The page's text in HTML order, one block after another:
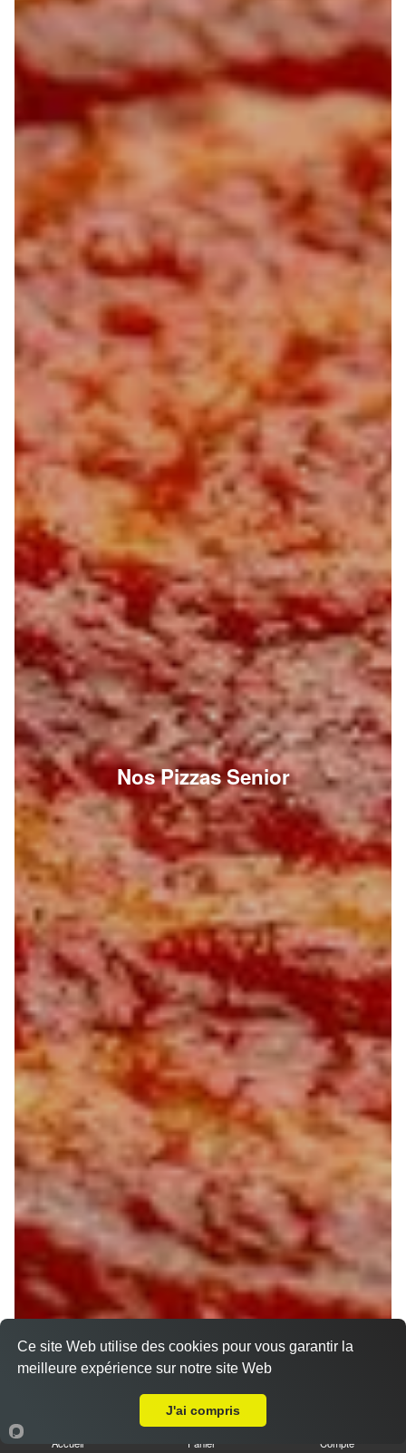
Nos Pizzas Senior
Accueil Panier Compte
Ce site Web utilise des cookies pour vous garantir la
meilleure expérience sur notre site Web
J'ai compris